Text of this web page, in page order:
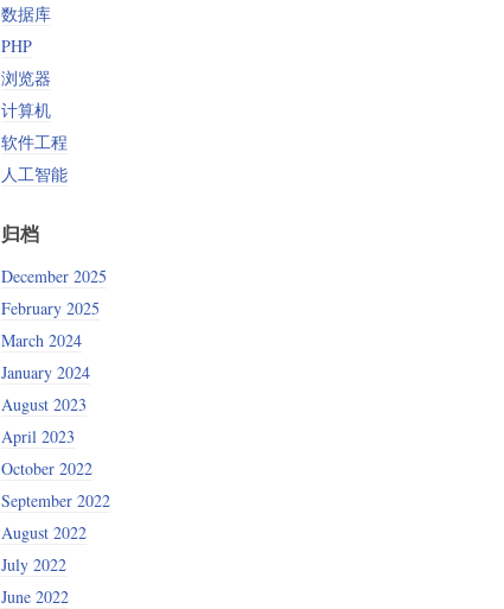
数据库
PHP
浏览器
计算机
软件工程
人工智能
归档
December 2025
February 2025
March 2024
January 2024
August 2023
April 2023
October 2022
September 2022
August 2022
July 2022
June 2022